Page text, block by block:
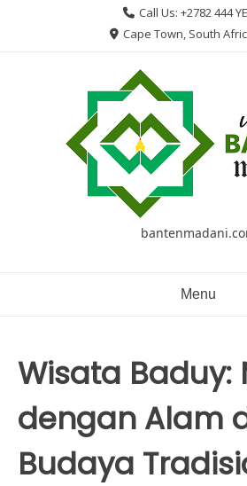
Call Us: +2782 444
Cape Town, South
Menu
Wisata Baduy:
dengan Alam
Budaya